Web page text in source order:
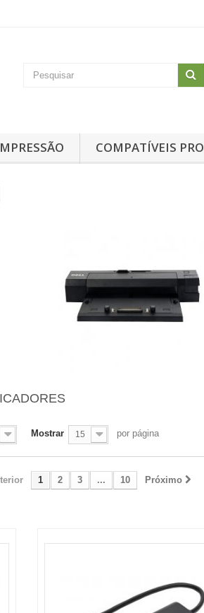
COMPATÍVEIS PRO
Mostrar 15 por página
1 2 3 ... 10 Próximo